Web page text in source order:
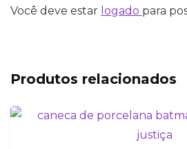
Você deve estar logado para
Produtos relacionados